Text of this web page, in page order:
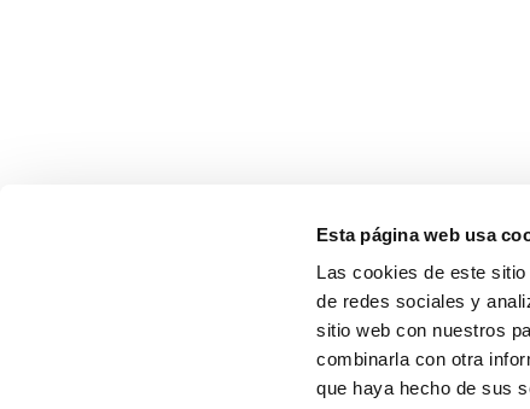
Esta página web usa
Las cookies de este
de redes sociales y
sitio web con nuestros
combinarla con otra
que haya hecho de sus